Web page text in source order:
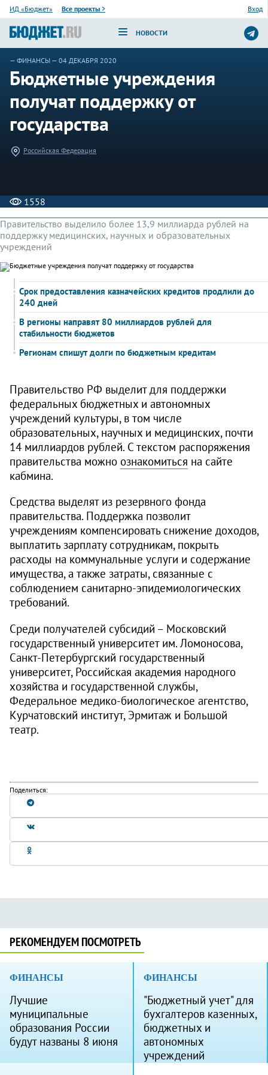
ИД «Бюджет» Все проекты > Вход
НОВОСТИ
— ФИНАНСЫ — 04 ДЕКАБРЯ 2020
Бюджетные учреждения
получат поддержку от
государства
Российская Федерация
1558
Правительство выделило более 13,9 миллиарда рублей на
поддержку медицинских, научных и образовательных
учреждений
Срок предоставления казначейских кредитов продлили до
240 дней
В регионы направят 80 миллиардов рублей для
стабильности бюджетов
Регионам спишут долги по бюджетным кредитам
Правительство РФ выделит для поддержки
федеральных бюджетных и автономных
учреждений культуры, в том числе
образовательных, научных и медицинских, почти
14 миллиардов рублей. С текстом распоряжения
правительства можно ознакомиться на сайте
кабмина.
Средства выделят из резервного фонда
правительства. Поддержка позволит
учреждениям компенсировать снижение доходов,
выплатить зарплату сотрудникам, покрыть
расходы на коммунальные услуги и содержание
имущества, а также затраты, связанные с
соблюдением санитарно-эпидемиологических
требований.
Среди получателей субсидий – Московский
государственный университет им. Ломоносова,
Санкт-Петербургский государственный
университет, Российская академия народного
хозяйства и государственной службы,
Федеральное медико-биологическое агентство,
Курчатовский институт, Эрмитаж и Большой
театр.
Поделиться:
РЕКОМЕНДУЕМ ПОСМОТРЕТЬ
ФИНАНСЫ
Лучшие
муниципальные
образования России
будут названы 8 июня
ФИНАНСЫ
"Бюджетный учет" для
бухгалтеров казенных,
бюджетных и
автономных
учреждений